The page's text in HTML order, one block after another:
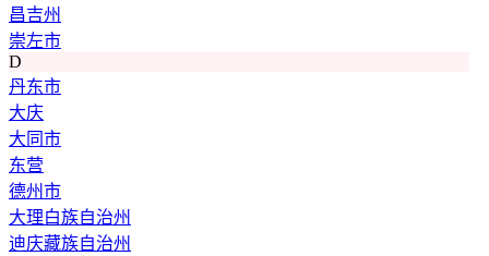
昌吉州
崇左市
D
丹东市
大庆
大同市
东营
德州市
大理白族自治州
迪庆藏族自治州